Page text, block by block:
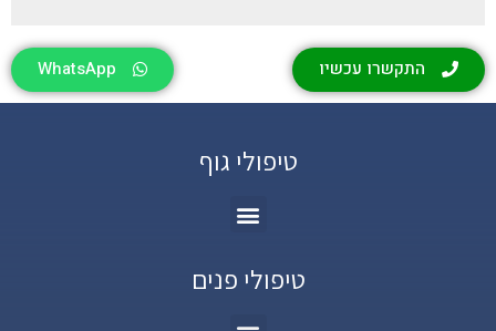
התקשרו עכשיו WhatsApp
טיפולי גוף
טיפולי פנים